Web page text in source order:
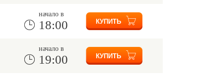
начало в
18:00
начало в
19:00